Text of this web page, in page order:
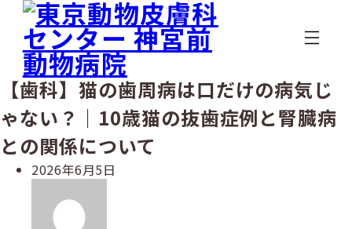
ン
ツ
へ
【歯科】猫の歯周病は口だけの病気じ
ゃない？｜10歳猫の抜歯症例と腎臓病
との関係について
投
2026年6月5日